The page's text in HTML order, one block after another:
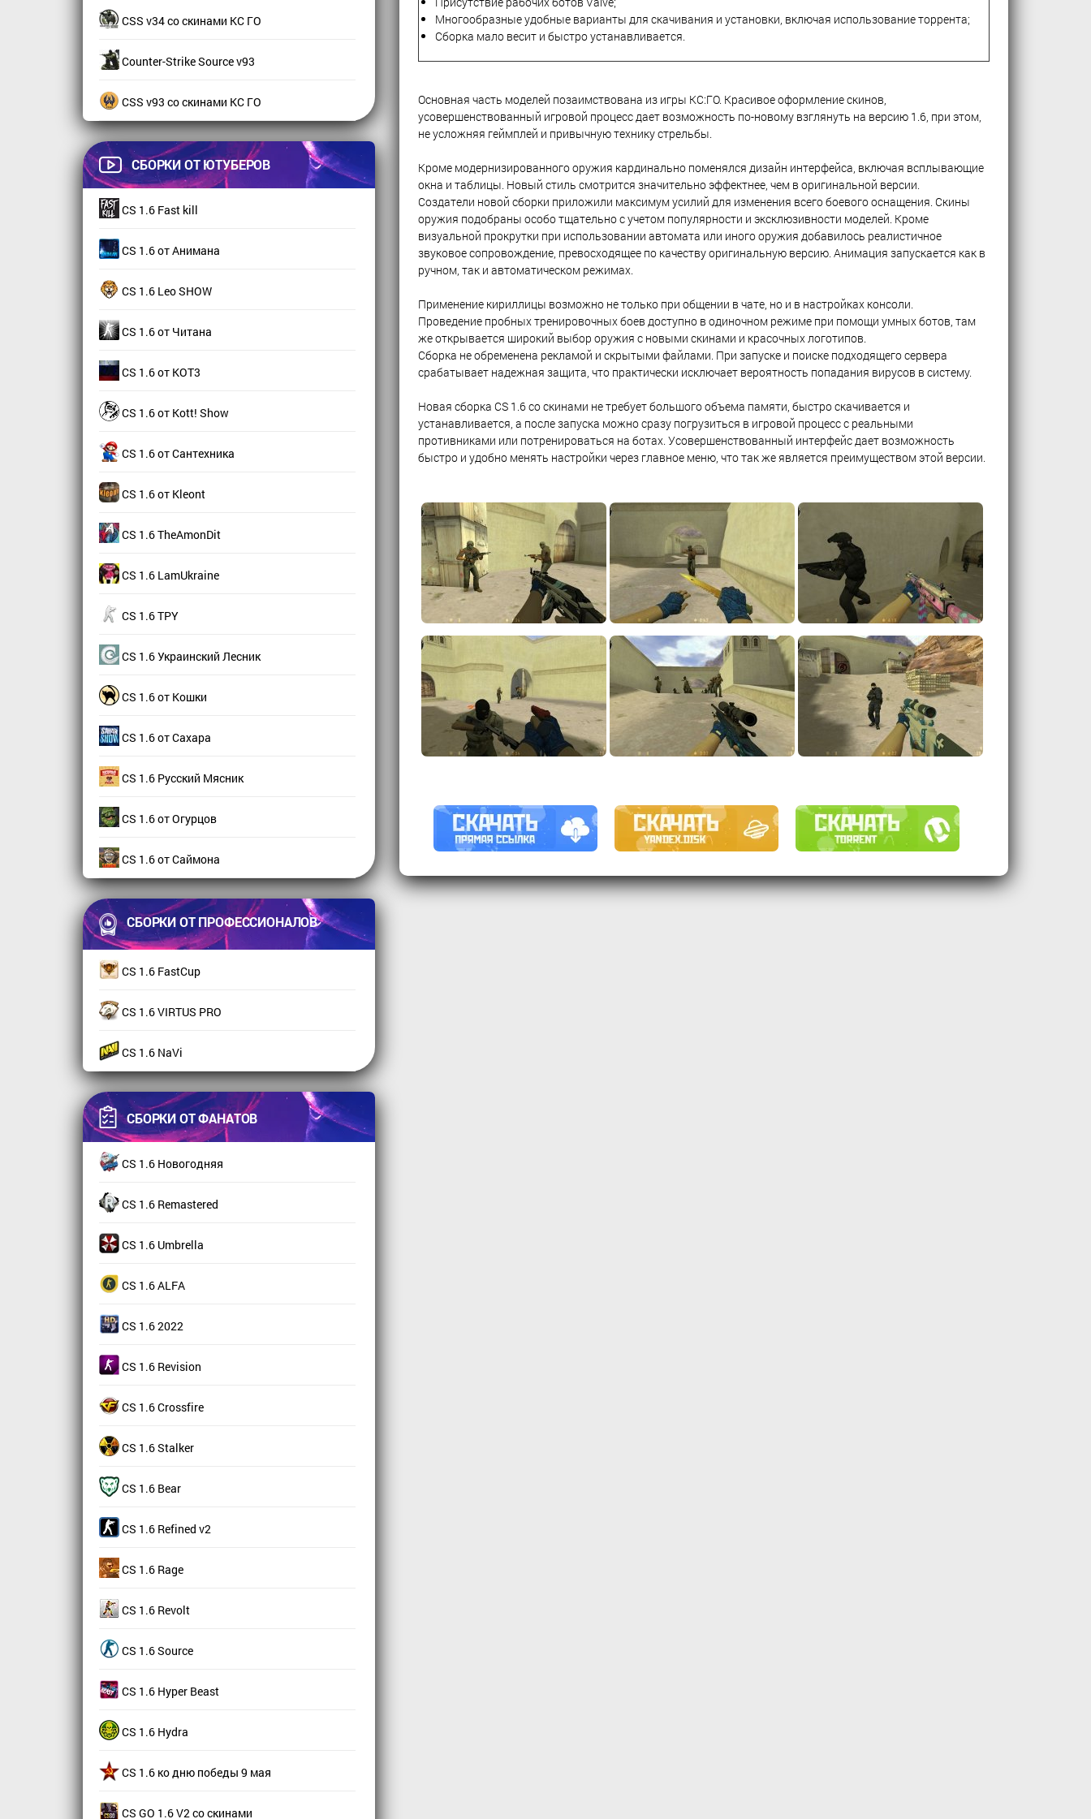
CSS v34 со скинами КС ГО
Counter-Strike Source v93
CSS v93 со скинами КС ГО
СБОРКИ ОТ ЮТУБЕРОВ
CS 1.6 Fast kill
CS 1.6 от Анимана
CS 1.6 Leo SHOW
CS 1.6 от Читана
CS 1.6 от КОТ3
CS 1.6 от Kott! Show
CS 1.6 от Сантехника
CS 1.6 от Kleont
CS 1.6 TheAmonDit
CS 1.6 LamUkraine
CS 1.6 TPY
CS 1.6 Украинский Лесник
CS 1.6 от Кошки
CS 1.6 от Сахара
CS 1.6 Русский Мясник
CS 1.6 от Огурцов
CS 1.6 от Саймона
СБОРКИ ОТ ПРОФЕССИОНАЛОВ
CS 1.6 FastCup
CS 1.6 VIRTUS PRO
CS 1.6 NaVi
СБОРКИ ОТ ФАНАТОВ
CS 1.6 Новогодняя
CS 1.6 Remastered
CS 1.6 Umbrella
CS 1.6 ALFA
CS 1.6 2022
CS 1.6 Revision
CS 1.6 Crossfire
CS 1.6 Stalker
CS 1.6 Bear
CS 1.6 Refined v2
CS 1.6 Rage
CS 1.6 Revolt
CS 1.6 Source
CS 1.6 Hyper Beast
CS 1.6 Hydra
CS 1.6 ко дню победы 9 мая
CS GO 1.6 V2 со скинами
Многообразные удобные варианты для скачивания и установки, включая использование торрента;
Сборка мало весит и быстро устанавливается.
Основная часть моделей позаимствована из игры КС:ГО. Красивое оформление скинов,
усовершенствованный игровой процесс дает возможность по-новому взглянуть на версию 1.6, при этом,
не усложняя геймплей и привычную технику стрельбы.
Кроме модернизированного оружия кардинально поменялся дизайн интерфейса, включая всплывающие
окна и таблицы. Новый стиль смотрится значительно эффектнее, чем в оригинальной версии.
Создатели новой сборки приложили максимум усилий для изменения всего боевого оснащения. Скины
оружия подобраны особо тщательно с учетом популярности и эксклюзивности моделей. Кроме
визуальной прокрутки при использовании автомата или иного оружия добавилось реалистичное
звуковое сопровождение, превосходящее по качеству оригинальную версию. Анимация запускается как в
ручном, так и автоматическом режимах.
Применение кириллицы возможно не только при общении в чате, но и в настройках консоли.
Проведение пробных тренировочных боев доступно в одиночном режиме при помощи умных ботов, там
же открывается широкий выбор оружия с новыми скинами и красочных логотипов.
Сборка не обременена рекламой и скрытыми файлами. При запуске и поиске подходящего сервера
срабатывает надежная защита, что практически исключает вероятность попадания вирусов в систему.
Новая сборка CS 1.6 со скинами не требует большого объема памяти, быстро скачивается и
устанавливается, а после запуска можно сразу погрузиться в игровой процесс с реальными
противниками или потренироваться на ботах. Усовершенствованный интерфейс дает возможность
быстро и удобно менять настройки через главное меню, что так же является преимуществом этой версии.